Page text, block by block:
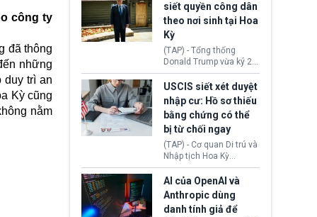
công ty
đã thông
những
duy trì an
Kỳ cũng
nằm
siết quyền công dân
theo nơi sinh tại Hoa
Kỳ
(TAP) - Tổng thống
Donald Trump vừa ký 2
sắc lệnh hành pháp mới
nhằm siết chặt chính
sách quyền công dân
theo nơi sinh. Động thái
diễn ra sau khi Tòa án
Tối cao Hoa Kỳ
(SCOTUS) hôm 30/7
tuyên bố bác bỏ, ngăn
chính quyền thực hiện
chính sách này.
USCIS siết xét duyệt
nhập cư: Hồ sơ thiếu
bằng chứng có thể
bị từ chối ngay
(TAP) - Cơ quan Di trú và
Nhập tịch Hoa Kỳ
(USCIS) vừa thay đổi quy
trình xét duyệt hồ sơ
nhập cư, trao quyền cho
viên chức từ chối ngay
những đơn không chứng
AI của OpenAI và
Anthropic dùng
danh tính giả để